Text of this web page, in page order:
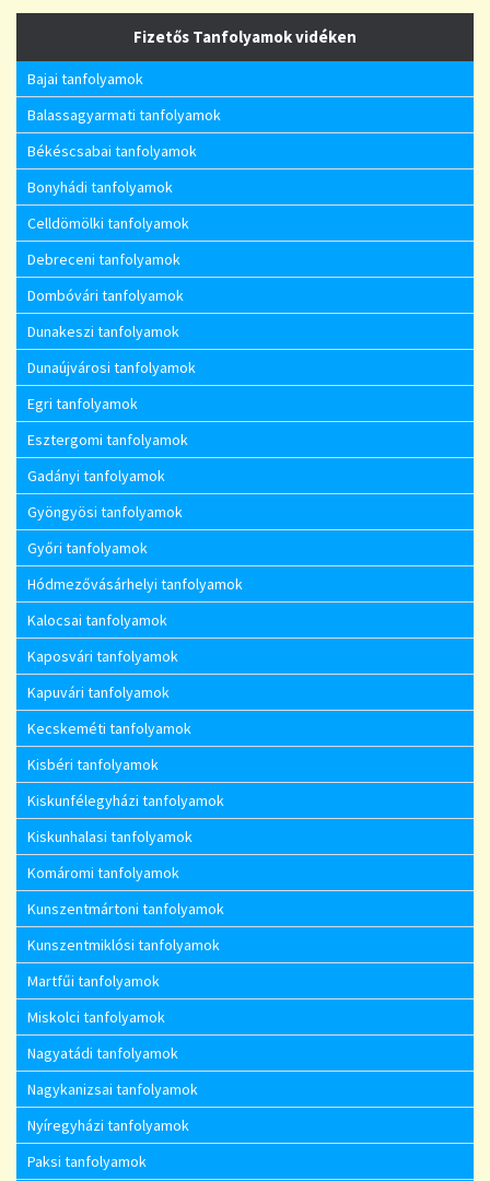
Fizetős Tanfolyamok vidéken
Bajai tanfolyamok
Balassagyarmati tanfolyamok
Békéscsabai tanfolyamok
Bonyhádi tanfolyamok
Celldömölki tanfolyamok
Debreceni tanfolyamok
Dombóvári tanfolyamok
Dunakeszi tanfolyamok
Dunaújvárosi tanfolyamok
Egri tanfolyamok
Esztergomi tanfolyamok
Gadányi tanfolyamok
Gyöngyösi tanfolyamok
Győri tanfolyamok
Hódmezővásárhelyi tanfolyamok
Kalocsai tanfolyamok
Kaposvári tanfolyamok
Kapuvári tanfolyamok
Kecskeméti tanfolyamok
Kisbéri tanfolyamok
Kiskunfélegyházi tanfolyamok
Kiskunhalasi tanfolyamok
Komáromi tanfolyamok
Kunszentmártoni tanfolyamok
Kunszentmiklósi tanfolyamok
Martfűi tanfolyamok
Miskolci tanfolyamok
Nagyatádi tanfolyamok
Nagykanizsai tanfolyamok
Nyíregyházi tanfolyamok
Paksi tanfolyamok